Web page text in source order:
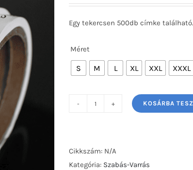
Egy tekercsen 500db címke található.
Méret
S M L XL XXL XXXL
XXXL
mennyiség
KOSÁRBA
Cikkszám: N/A
Kategória: Szabás-Varrás